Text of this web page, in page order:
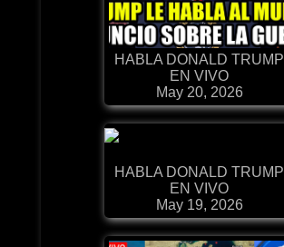
HABLA DONALD TRUMP
EN VIVO
May 20, 2026
HABLA DONALD TRUMP
EN VIVO
May 19, 2026